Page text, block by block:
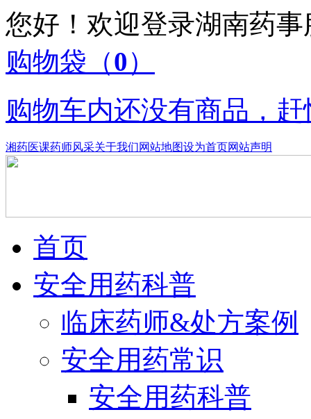
您好！欢迎登录湖南药
购物袋 （0）
购物车内还没有商品，
湘药医课药师风采关于我们网站地图设为首页网站声明
首页
安全用药科普
临床药师&处方案例
安全用药常识
安全用药科普